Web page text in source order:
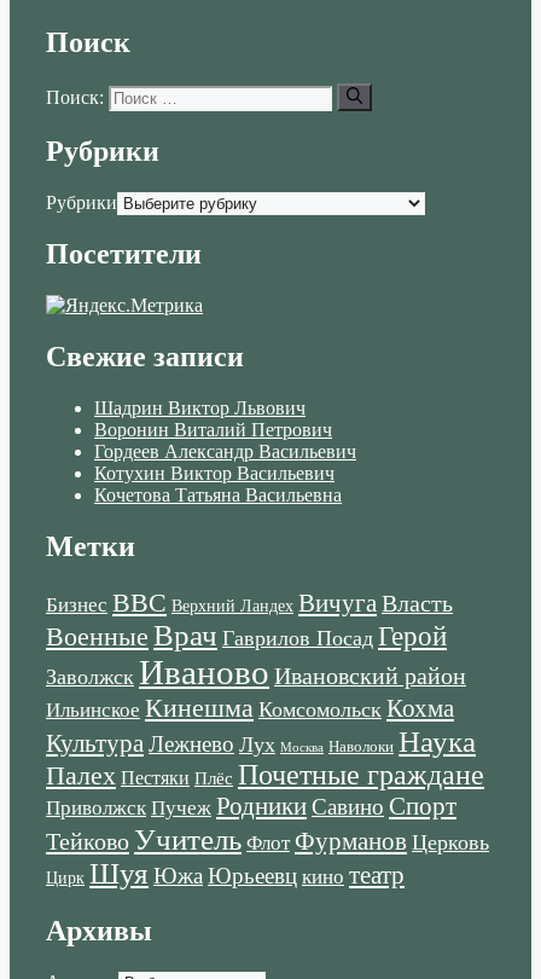
Поиск
Поиск:
Рубрики
Рубрики
Посетители
Свежие записи
Шадрин Виктор Львович
Воронин Виталий Петрович
Гордеев Александр Васильевич
Котухин Виктор Васильевич
Кочетова Татьяна Васильевна
Метки
Бизнес ВВС Верхний Ландех ВичугаВласть
Военные Врач Гаврилов Посад Герой
Заволжск Иваново Ивановский район
Ильинское Кинешма Комсомольск Кохма
КультураЛежнево Лух Москва Наволоки Наука
Палех Пестяки Плёс Почетные граждане
Приволжск Пучеж РодникиСавино Спорт
ТейковоУчитель Флот Фурманов Церковь
Цирк Шуя Южа Юрьеевц кино театр
Архивы